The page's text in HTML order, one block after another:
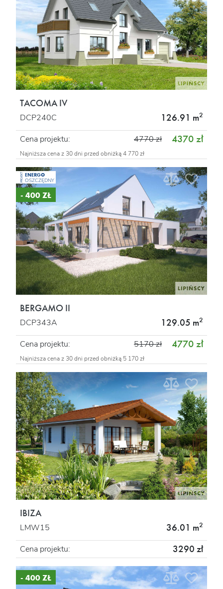
TACOMA IV
DCP240C 126.91 m2
Cena projektu: 4370 zł
4770 zł
Najniższa cena z 30 dni przed obniżką 4 770 zł
PROJEKT ENERGO
OSZCZĘDNY
- 400 ZŁ
BERGAMO II
DCP343A 129.05 m2
Cena projektu: 4770 zł
5170 zł
Najniższa cena z 30 dni przed obniżką 5 170 zł
IBIZA
LMW15 36.01 m2
Cena projektu: 3290 zł
- 400 ZŁ